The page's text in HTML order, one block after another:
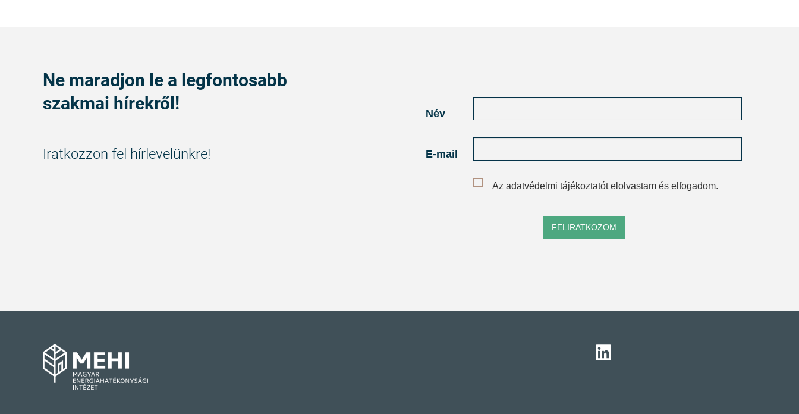
Ne maradjon le a legfontosabb
szakmai hírekről!
Iratkozzon fel hírlevelünkre!
Név
E-mail
Az adatvédelmi tájékoztatótelolvastam és elfogadom.
FELIRATKOZOM